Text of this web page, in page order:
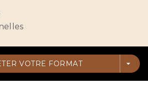
VOTRE FORMAT arrow_drop_down